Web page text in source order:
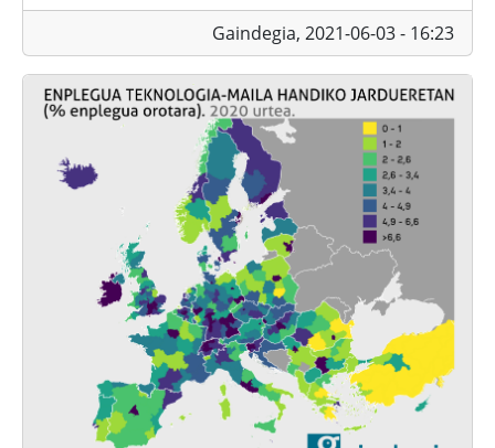
Gaindegia, 2021-06-03 - 16:23